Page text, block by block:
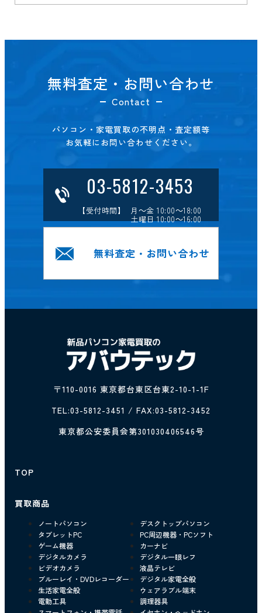
無料査定・お問い合わせ
Contact
パソコン・家電買取の不明点・査定額等
お気軽にお問い合わせください。
03-5812-3453
【受付時間】 月～金 10:00～18:00
土曜日 10:00～16:00
無料査定・お問い合わせ
〒110-0016 東京都台東区台東2-10-1-1F
TEL:03-5812-3451 / FAX:03-5812-3452
東京都公安委員会第301030406546号
TOP
買取商品
ノートパソコン
デスクトップパソコン
タブレットPC
PC周辺機器・PCソフト
ゲーム機器
カーナビ
デジタルカメラ
デジタル一眼レフ
ビデオカメラ
液晶テレビ
ブルーレイ・DVDレコーダー
デジタル家電全般
生活家電全般
ウェアラブル端末
電動工具
調理器具